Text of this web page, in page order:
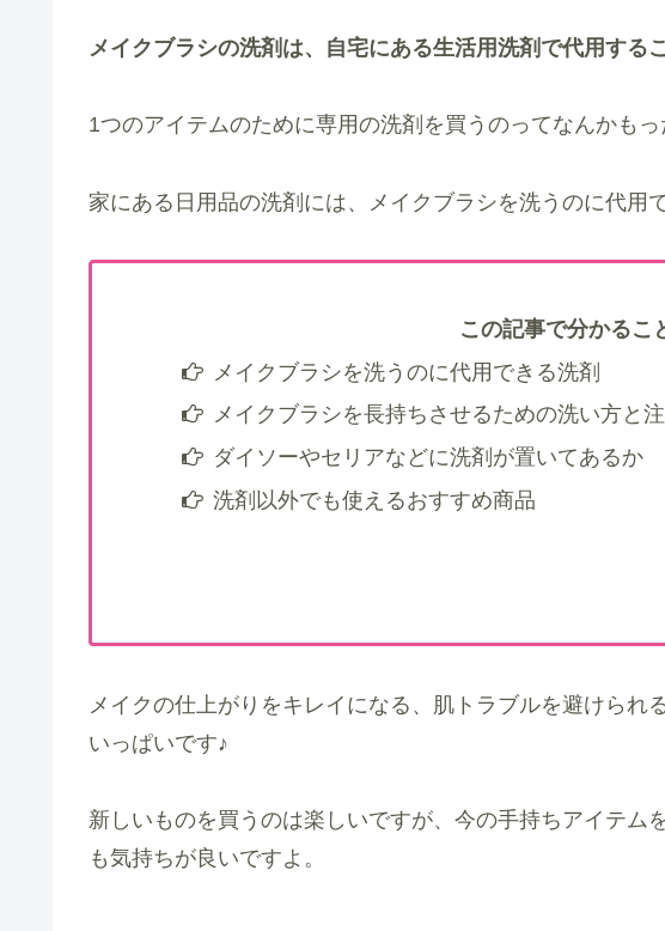
メイクブラシの洗剤は、自宅にある生活用洗剤で代用する
1つのアイテムのために専用の洗剤を買うのってなんかもっ
家にある日用品の洗剤には、メイクブラシを洗うのに代用
この記事で分かるこ
メイクブラシを洗うのに代用できる洗剤
メイクブラシを長持ちさせるための洗い方と
ダイソーやセリアなどに洗剤が置いてあるか
洗剤以外でも使えるおすすめ商品
メイクの仕上がりをキレイになる、肌トラブルを避けられ
いっぱいです♪
新しいものを買うのは楽しいですが、今の手持ちアイテム
も気持ちが良いですよ。